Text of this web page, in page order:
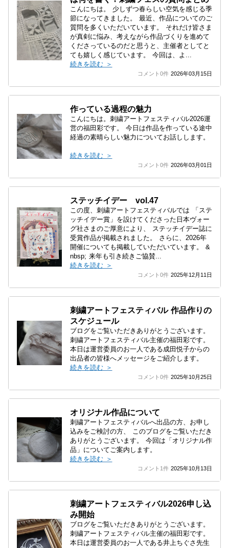
こんにちは。 少しずつ春らしい空気を感じる季
節になってきました。 最近、作品についてのご
質問を多くいただいています。 それだけ皆さま
が真剣に悩み、考えながら作品づくりを進めて
くださっているのだと思うと、主催者としてと
ても嬉しく感じています。 今回は、よ...
続きを読む ＞
コメント0件 2026年03月15日
作っている過程の魅力
こんにちは。刺繍アートフェスティバル2026運
営の福田彩です。 今日は作品を作っている途中
経過の素晴らしい魅力についてお話しします。
続きを読む ＞
コメント0件 2026年03月01日
ステッチイデー vol.47
この度、刺繍アートフェスティバルでは 「ステ
ッチイデー賞」を設けてくださった日本ヴォー
グ社さまのご厚意により、 ステッチイデー誌に
受賞作品が掲載されました。 さらに、2026年
開催についても掲載していただいています。 &
nbsp; 来年も引き続きご協賛...
続きを読む ＞
コメント0件 2025年12月11日
刺繍アートフェスティバル 作品作りの
スケジュール
ブログをご覧いただきありがとうございます。
刺繍アートフェスティバル主催の福田彩です。
本日は運営委員のお一人である成田悦子からの
出品者の皆様へメッセージをご紹介します。
続きを読む ＞
コメント0件 2025年10月25日
オリジナル作品について
刺繍アートフェスティバルへ出品の方、お申し
込みをご検討の方、 このブログをご覧いただき
ありがとうございます。 今回は「オリジナル作
品」についてご案内します。
続きを読む ＞
コメント1件 2025年10月13日
刺繍アートフェスティバル2026申し込
み開始
ブログをご覧いただきありがとうございます。
刺繍アートフェスティバル主催の福田彩です。
本日は運営委員のお一人である井上ちぐさ先生